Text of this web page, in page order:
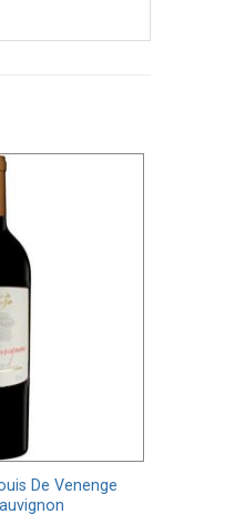
De Venenge